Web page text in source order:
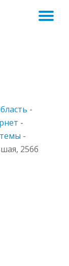
-
-
-
256б